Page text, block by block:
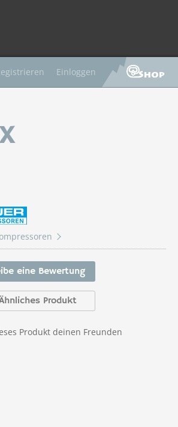
Einloggen
eine Bewertung
Produkt
Produkt deinen Freunden